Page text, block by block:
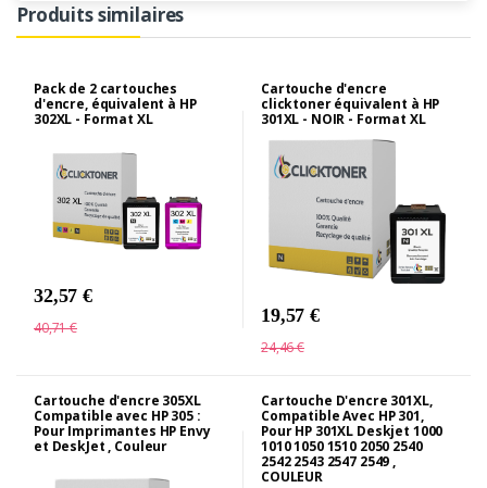
Produits similaires
Pack de 2 cartouches
d'encre, équivalent à HP
302XL - Format XL
32,57 €
40,71 €
Cartouche d'encre
clicktoner équivalent à HP
301XL - NOIR - Format XL
19,57 €
24,46 €
Cartouche d'encre 305XL
Compatible avec HP 305 :
Pour Imprimantes HP Envy
et DeskJet , Couleur
Cartouche D'encre 301XL,
Compatible Avec HP 301,
Pour HP 301XL Deskjet 1000
1010 1050 1510 2050 2540
2542 2543 2547 2549 ,
COULEUR